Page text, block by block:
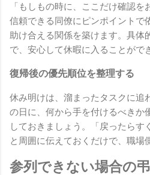
「もしもの時に、ここだけ確認を
信頼できる同僚にピンポイントで
助け合える関係を築けます。具体
で、安心して休暇に入ることがで
復帰後の優先順位を整理する
休み明けは、溜まったタスクに追
の日に、何から手を付けるべきか
しておきましょう。「戻ったらす
と周囲に伝えておくだけで、職場
参列できない場合の